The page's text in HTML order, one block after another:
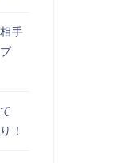
手
！